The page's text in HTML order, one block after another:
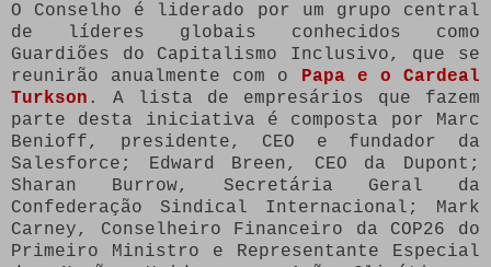
O Conselho é liderado por um grupo central
de líderes globais conhecidos como
Guardiões do Capitalismo Inclusivo, que se
reunirão anualmente com o Papa e o Cardeal
Turkson . A lista de empresários que fazem
parte desta iniciativa é composta por Marc
Benioff, presidente, CEO e fundador da
Salesforce; Edward Breen, CEO da Dupont;
Sharan Burrow, Secretária Geral da
Confederação Sindical Internacional; Mark
Carney, Conselheiro Financeiro da COP26 do
Primeiro Ministro e Representante Especial